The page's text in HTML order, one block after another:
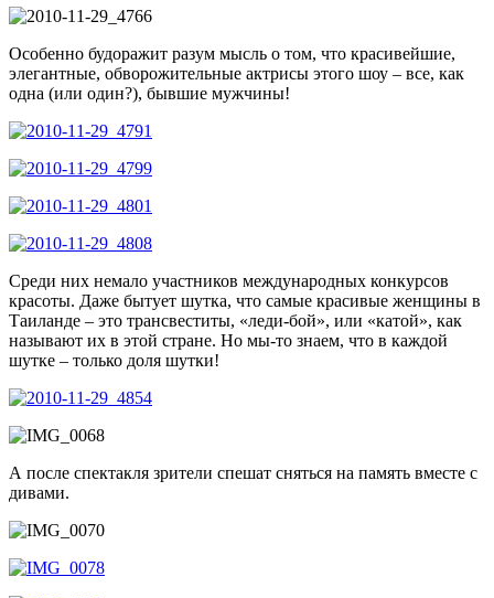
Особенно будоражит разум мысль о том, что красивейшие,
элегантные, обворожительные актрисы этого шоу – все, как
одна (или один?), бывшие мужчины!
Среди них немало участников международных конкурсов
красоты. Даже бытует шутка, что самые красивые женщины в
Таиланде – это трансвеститы, «леди-бой», или «катой», как
называют их в этой стране. Но мы-то знаем, что в каждой
шутке – только доля шутки!
А после спектакля зрители спешат сняться на память вместе с
дивами.